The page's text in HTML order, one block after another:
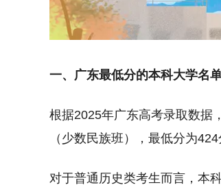
一、广东最低分的本科大学名单
根据2025年广东高考录取数据
（少数民族班），最低分为
对于普通历史类考生而言，本